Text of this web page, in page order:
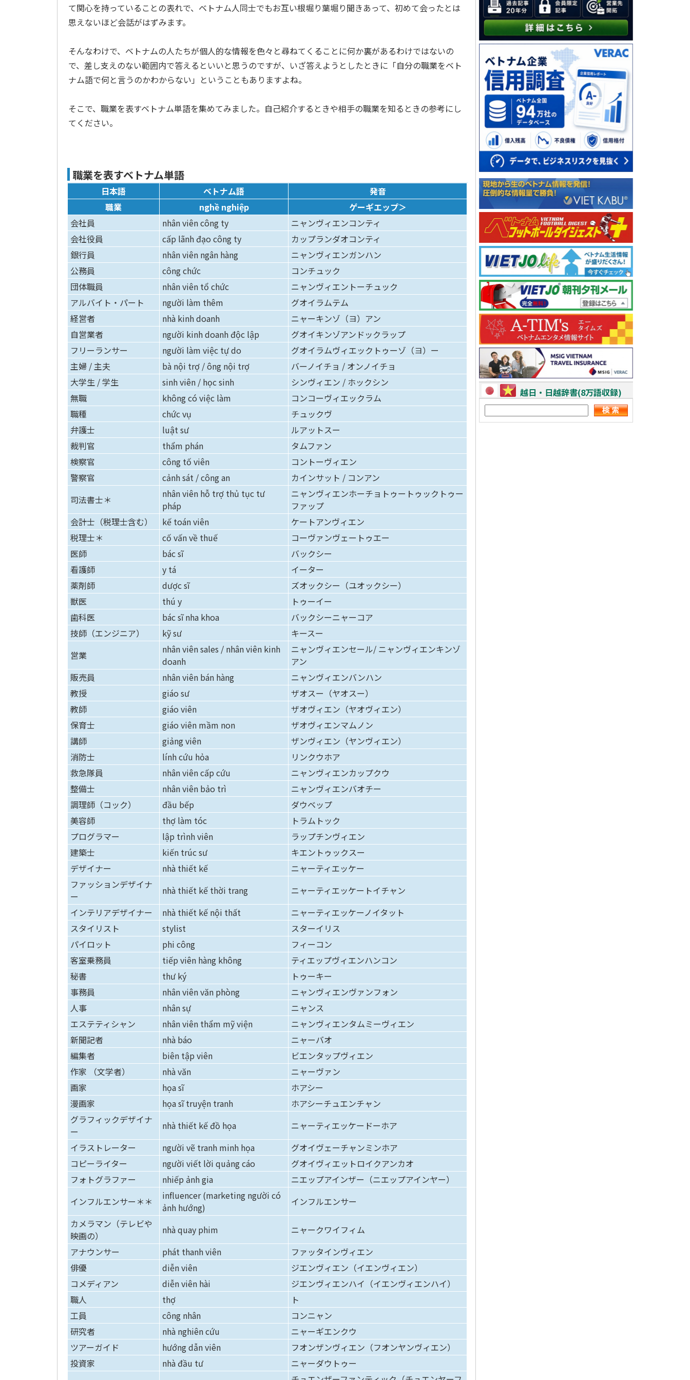
て関心を持っていることの表れで、ベトナム人同士でもお互い根堀り葉堀り聞きあって、初めて会ったとは
思えないほど会話がはずみます。
そんなわけで、ベトナムの人たちが個人的な情報を色々と尋ねてくることに何か裏があるわけではないの
で、差し支えのない範囲内で答えるといいと思うのですが、いざ答えようとしたときに「自分の職業をベト
ナム語で何と言うのかわからない」ということもありますよね。
そこで、職業を表すベトナム単語を集めてみました。自己紹介するときや相手の職業を知るときの参考にし
てください。
職業を表すベトナム単語
日本語 ベトナム語
発音
職業
nghề nghiệp
ゲーギエップ＞
会社員
nhân viên công ty
ニャンヴィエンコンティ
会社役員
cấp lãnh đạo công ty
カップランダオコンティ
銀行員
nhân viên ngân hàng
ニャンヴィエンガンハン
公務員
công chức
コンチュック
団体職員
nhân viên tổ chức
ニャンヴィエントーチュック
アルバイト・パート
người làm thêm
グオイラムテム
経営者
nhà kinh doanh
ニャーキンゾ（ヨ）アン
自営業者
người kinh doanh độc lập
グオイキンゾアンドックラップ
フリーランサー
người làm việc tự do
グオイラムヴィエックトゥーゾ（ヨ）ー
主婦 / 主夫
bà nội trợ / ông nội trợ
バーノイチョ / オンノイチョ
大学生 / 学生
sinh viên / học sinh
シンヴィエン / ホックシン
無職
không có việc làm
コンコーヴィエックラム
職種
chức vụ
チュックヴ
弁護士
luật sư
ルアットスー
裁判官
thẩm phán
タムファン
検察官
công tố viên
コントーヴィエン
警察官
cảnh sát / công an
カインサット / コンアン
司法書士＊
nhân viên hỗ trợ thủ tục tư
pháp
ニャンヴィエンホーチョトゥートゥックトゥー
ファップ
会計士（税理士含む）
kế toán viên
ケートアンヴィエン
税理士＊
cố vấn về thuế
コーヴァンヴェートゥエー
医師
bác sĩ
バックシー
看護師
y tá
イーター
薬剤師
dược sĩ
ズオックシー（ユオックシー）
獣医
thú y
トゥーイー
歯科医
bác sĩ nha khoa
バックシーニャーコア
技師（エンジニア）
kỹ sư
キースー
営業
nhân viên sales / nhân viên kinh
doanh
ニャンヴィエンセール/ ニャンヴィエンキンゾ
アン
販売員
nhân viên bán hàng
ニャンヴィエンバンハン
教授
giáo sư
ザオスー（ヤオスー）
教師
giáo viên
ザオヴィエン（ヤオヴィエン）
保育士
giáo viên mầm non
ザオヴィエンマムノン
講師
giảng viên
ザンヴィエン（ヤンヴィエン）
消防士
lính cứu hỏa
リンクウホア
救急隊員
nhân viên cấp cứu
ニャンヴィエンカップクウ
整備士
nhân viên bảo trì
ニャンヴィエンバオチー
調理師（コック）
đầu bếp
ダウベップ
美容師
thợ làm tóc
トラムトック
プログラマー
lập trình viên
ラップチンヴィエン
建築士
kiến trúc sư
キエントゥックスー
デザイナー
nhà thiết kế
ニャーティエッケー
ファッションデザイナ
ー
nhà thiết kế thời trang
ニャーティエッケートイチャン
インテリアデザイナー
nhà thiết kế nội thất
ニャーティエッケーノイタット
スタイリスト
stylist
スターイリス
パイロット
phi công
フィーコン
客室乗務員
tiếp viên hàng không
ティエップヴィエンハンコン
秘書
thư ký
トゥーキー
事務員
nhân viên văn phòng
ニャンヴィエンヴァンフォン
人事
nhân sự
ニャンス
エステティシャン
nhân viên thẩm mỹ viện
ニャンヴィエンタムミーヴィエン
新聞記者
nhà báo
ニャーバオ
編集者
biên tập viên
ビエンタップヴィエン
作家 （文学者）
nhà văn
ニャーヴァン
画家
họa sĩ
ホアシー
漫画家
họa sĩ truyện tranh
ホアシーチュエンチャン
グラフィックデザイナ
ー
nhà thiết kế đồ họa
ニャーティエッケードーホア
イラストレーター
người vẽ tranh minh họa
グオイヴェーチャンミンホア
コピーライター
người viết lời quảng cáo
グオイヴィエットロイクアンカオ
フォトグラファー
nhiếp ảnh gia
ニエップアインザー（ニエップアインヤー）
インフルエンサー＊＊
influencer (marketing người có
ảnh hướng)
インフルエンサー
カメラマン（テレビや
映画の）
nhà quay phim
ニャークワイフィム
アナウンサー
phát thanh viên
ファッタインヴィエン
俳優
diễn viên
ジエンヴィエン（イエンヴィエン）
コメディアン
diễn viên hài
ジエンヴィエンハイ（イエンヴィエンハイ）
職人
thợ
ト
工員
công nhân
コンニャン
研究者
nhà nghiên cứu
ニャーギエンクウ
ツアーガイド
hướng dẫn viên
フオンザンヴィエン（フオンヤンヴィエン）
投資家
nhà đầu tư
ニャーダウトゥー
越日・日越辞書(8万語収録)